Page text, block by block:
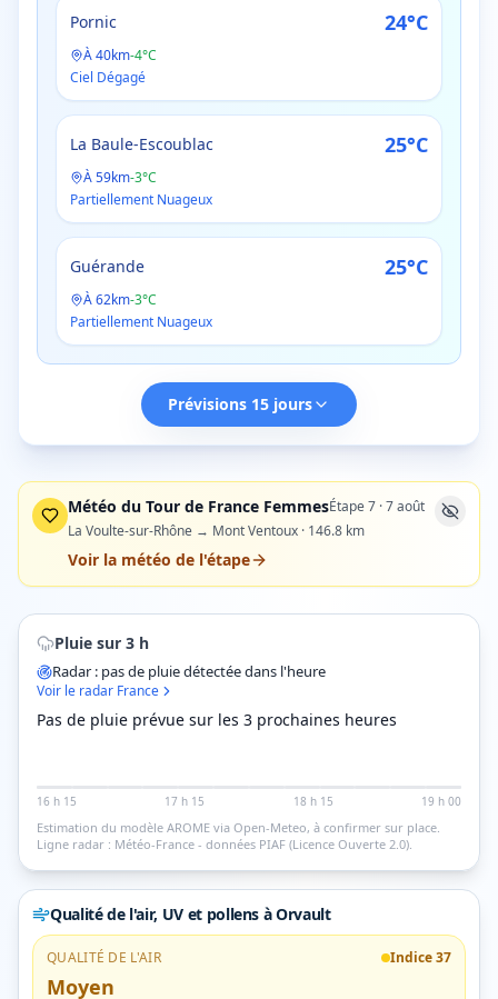
Pornic 24°C
À40km-4°C
Ciel Dégagé
La Baule-Escoublac 25°C
À59km-3°C
Partiellement Nuageux
Guérande 25°C
À62km-3°C
Partiellement Nuageux
Prévisions 15 jours
Météo du Tour de France FemmesÉtape7 ·7 août
La Voulte-sur-Rhône → Mont Ventoux · 146.8 km
Voir la météo de l'étape
Pluie sur 3 h
Radar : pas de pluie détectée dans l'heure
Voir le radar France
Pas de pluie prévue sur les 3 prochaines heures
16 h 15 17 h 15 18 h 15 19 h 00
Estimation du modèle AROME via Open-Meteo, à confirmer sur place.
Ligne radar : Météo-France - données PIAF (Licence Ouverte 2.0).
Qualité de l'air, UV et pollens à Orvault
QUALITÉ DE L'AIR Indice37
Moyen